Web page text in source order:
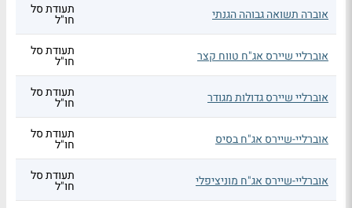
אוברה תשואה גבוהה הגנתי תעודת סל
חו"ל
אוברליי שיירס אג"ח טווח קצר תעודת סל
חו"ל
אוברליי שיירס גדולות מגודר תעודת סל
חו"ל
אוברליי-שיירס אג"ח בסיס תעודת סל
חו"ל
אוברליי-שיירס אג"ח מוניציפלי תעודת סל
חו"ל